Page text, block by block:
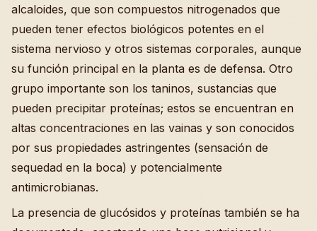
alcaloides, que son compuestos nitrogenados que
pueden tener efectos biológicos potentes en el
sistema nervioso y otros sistemas corporales, aunque
su función principal en la planta es de defensa. Otro
grupo importante son los taninos, sustancias que
pueden precipitar proteínas; estos se encuentran en
altas concentraciones en las vainas y son conocidos
por sus propiedades astringentes (sensación de
sequedad en la boca) y potencialmente
antimicrobianas.
La presencia de glucósidos y proteínas también se ha